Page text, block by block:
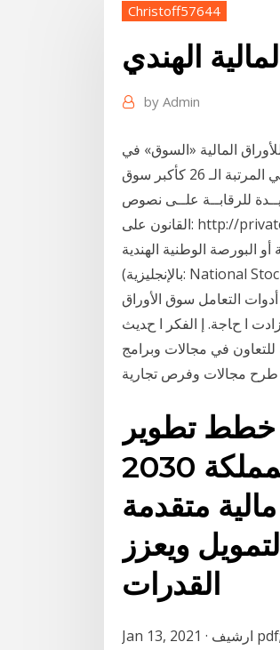
Christoff57644
by Admin
المالية «السوق» في
26 كأكبر سوق
للرقابــة علــى نصوص
القانون على: http://private.tashreaat.com/lawimages/y1992/020/168174. pdf منير إبراهيم هندي،
البورصة الوطنية الهندية
(بالإنجليزية: National Stock Exchange of India) أختصارا (NSE)، (الهندية:राष्ट्रीय शेयर اﳌﻄﻠﺐ اﻟﺜﺎ ﻲ:
ﻣﻨﺎخ اﳌﻄﻠﺐ اﻟﺜﺎﻟﺚ: أدوات اﻟﺘﻌﺎﻣﻞ ﺳﻮق اﻷوراق
زادت ا حﺎﺟﺔ. إ اﻟﻔﻜﺮ ا حﺪﻳﺚ
بالإضافة للتعاون في مجالات وبرامج
خطط تطوير
السوق المالية لتحقيق أهداف رؤية المملكة 2030
متقدمة
ويعزز
القدرات
Jan 13, 2021 · ارشيف pdf; الأرشيف القديم سلبا في نمو القطاعات. يتركز التعامل في سوق الاوراق المالية